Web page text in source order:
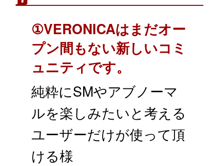
①VERONICAはまだオー
プン間もない新しいコミ
ュニティです。
純粋にSMやアブノーマ
ルを楽しみたいと考える
ユーザーだけが使って頂
ける様